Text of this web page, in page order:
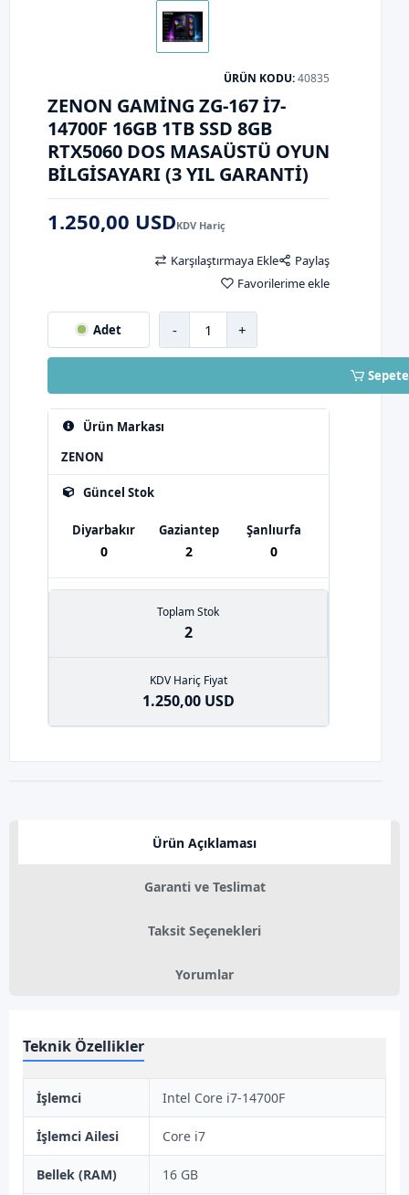
ÜRÜN KODU:40835
ZENON GAMING ZG-167 I7-
14700F 16GB 1TB SSD 8GB
RTX5060 DOS MASAÜSTÜ OYUN
BILGISAYARI (3 YIL GARANTI)
1.250,00 USDKDV Hariç
Ürün Markası
ZENON
Güncel Stok
Diyarbakır
0
Gaziantep
2
Şanlıurfa
0
Toplam Stok
2
KDV Hariç Fiyat
1.250,00 USD
Karşılaştırmaya Ekle
Paylaş
Favorilerime ekle
Adet - +
Ürün Açıklaması
Garanti ve Teslimat
Taksit Seçenekleri
Yorumlar
Teknik Özellikler
İşlemci Intel Core i7-14700F
İşlemci Ailesi Core i7
Bellek (RAM) 16 GB